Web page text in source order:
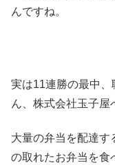
んですね。
実は11連勝の最中、
ん、株式会社玉子屋
大量の弁当を配達す
の取れたお弁当を食